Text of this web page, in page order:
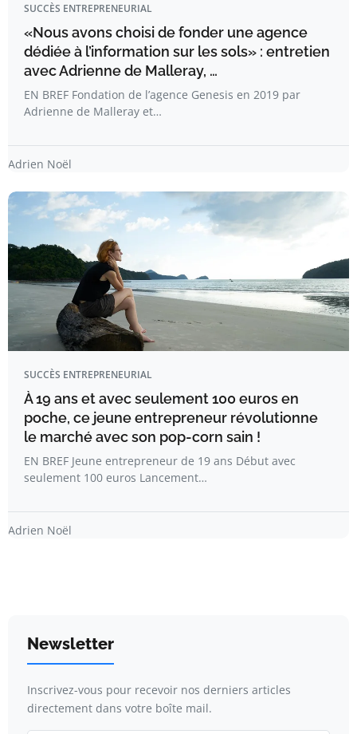
SUCCÈS ENTREPRENEURIAL
«Nous avons choisi de fonder une agence
dédiée à l’information sur les sols» : entretien
avec Adrienne de Malleray, …
EN BREF Fondation de l’agence Genesis en 2019 par
Adrienne de Malleray et…
Adrien Noël
SUCCÈS ENTREPRENEURIAL
À 19 ans et avec seulement 100 euros en
poche, ce jeune entrepreneur révolutionne
le marché avec son pop-corn sain !
EN BREF Jeune entrepreneur de 19 ans Début avec
seulement 100 euros Lancement…
Adrien Noël
Newsletter
Inscrivez-vous pour recevoir nos derniers articles
directement dans votre boîte mail.